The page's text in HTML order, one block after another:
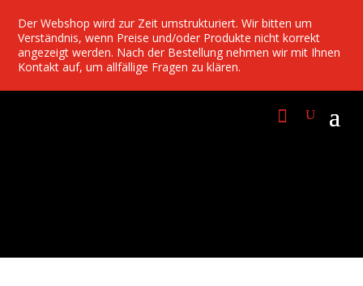
Der Webshop wird zur Zeit umstrukturiert. Wir bitten um
Verständnis, wenn Preise und/oder Produkte nicht korrekt
angezeigt werden. Nach der Bestellung nehmen wir mit Ihnen
Kontakt auf, um allfällige Fragen zu klären.